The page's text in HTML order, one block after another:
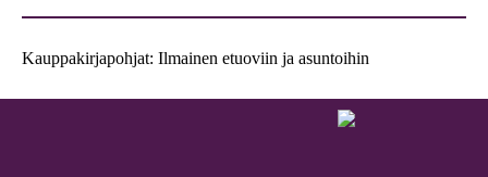
Kauppakirjapohjat: Ilmainen etuoviin ja asuntoihin